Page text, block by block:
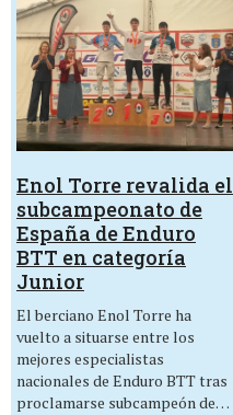
Enol Torre revalida el
subcampeonato de
España de Enduro
BTT en categoría
Junior
El berciano Enol Torre ha
vuelto a situarse entre los
mejores especialistas
nacionales de Enduro BTT tras
proclamarse subcampeón de…